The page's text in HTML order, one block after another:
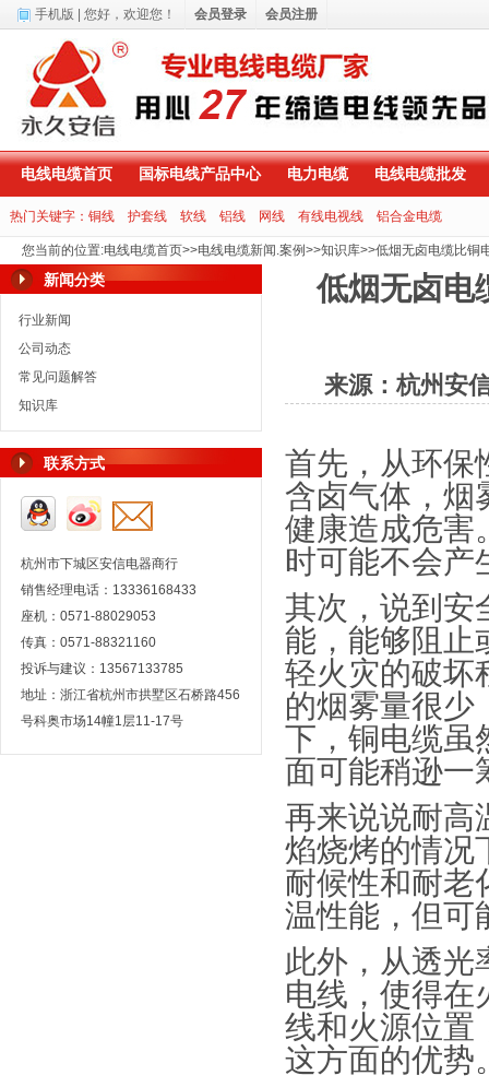
电线电缆首页 国标电线产品中心 电力电缆 电线电缆批发
热门关键字： 铜线 护套线 软线 铝线 网线 有线电视线 铝合金电缆
您当前的位置:电线电缆首页>>电线电缆新闻.案例>>知识库>>低烟无卤电缆比铜
新闻分类
行业新闻
公司动态
常见问题解答
知识库
联系方式
杭州市下城区安信电器商行
销售经理电话：13336168433
座机：0571-88029053
传真：0571-88321160
投诉与建议：13567133785
地址：浙江省杭州市拱墅区石桥路456
号科奥市场14幢1层11-17号
低烟无卤电
来源：杭州安
首先，从环保
含卤气体，烟
健康造成危害
时可能不会产
其次，说到安
能，能够阻止
轻火灾的破坏
的烟雾量很少
下，铜电缆虽
面可能稍逊一
再来说说耐高
焰烧烤的情况
耐候性和耐老
温性能，但可
此外，从透光
电线，使得在
线和火源位置
这方面的优势
手机版 | 您好， 欢迎您！ 会员登录 会员注册